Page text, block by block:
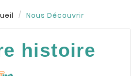
Nous Découvrir
histoire